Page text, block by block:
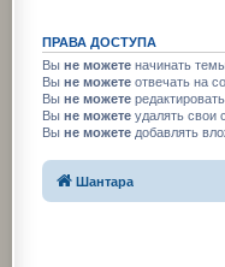
ПРАВА ДОСТУПА
Вы не можете начинать
Вы не можете отвечать на
Вы не можете
Вы не можете удалять свои
Вы не можете добавлять
Шантара